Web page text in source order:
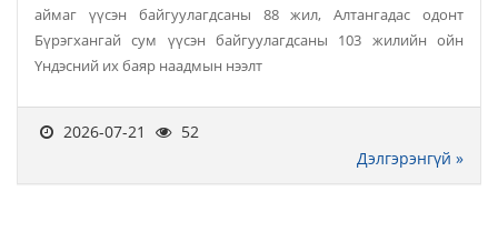
аймаг үүсэн байгуулагдсаны 88 жил, Алтангадас одонт
Бүрэгхангай сум үүсэн байгуулагдсаны 103 жилийн ойн
Үндэсний их баяр наадмын нээлт
2026-07-21
52
Дэлгэрэнгүй »